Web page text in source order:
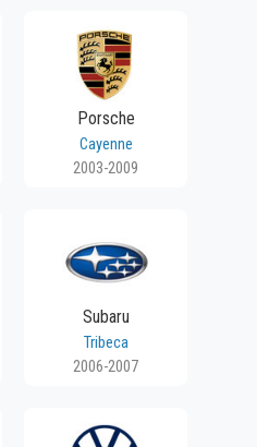
Porsche
Cayenne
2003-2009
Subaru
Tribeca
2006-2007